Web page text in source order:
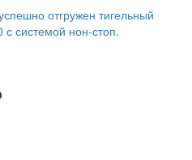
отгружен тигельный
с системой нон-стоп.